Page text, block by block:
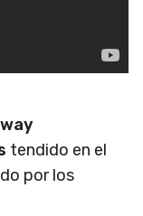
tendido en el
por los